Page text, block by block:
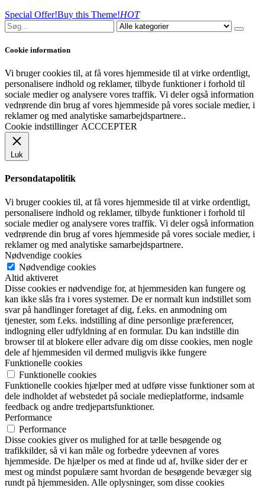
Special Offer!Buy this Theme!HOT
Cookie information
Vi bruger cookies til, at få vores hjemmeside til at virke ordentligt,
personalisere indhold og reklamer, tilbyde funktioner i forhold til
sociale medier og analysere vores traffik. Vi deler også information
vedrørende din brug af vores hjemmeside på vores sociale medier, i
reklamer og med analytiske samarbejdspartnere..
Cookie indstillinger ACCCEPTER
Luk
Persondatapolitik
Vi bruger cookies til, at få vores hjemmeside til at virke ordentligt,
personalisere indhold og reklamer, tilbyde funktioner i forhold til
sociale medier og analysere vores traffik. Vi deler også information
vedrørende din brug af vores hjemmeside på vores sociale medier, i
reklamer og med analytiske samarbejdspartnere.
Nødvendige cookies
Nødvendige cookies
Altid aktiveret
Disse cookies er nødvendige for, at hjemmesiden kan fungere og
kan ikke slås fra i vores systemer. De er normalt kun indstillet som
svar på handlinger foretaget af dig, f.eks. en anmodning om
tjenester, som f.eks. indstilling af dine personlige præferencer,
indlogning eller udfyldning af en formular. Du kan indstille din
browser til at blokere eller advare dig om disse cookies, men nogle
dele af hjemmesiden vil dermed muligvis ikke fungere
Funktionelle cookies
Funktionelle cookies
Funktionelle cookies hjælper med at udføre visse funktioner som at
dele indholdet af webstedet på sociale medieplatforme, indsamle
feedback og andre tredjepartsfunktioner.
Performance
Performance
Disse cookies giver os mulighed for at tælle besøgende og
trafikkilder, så vi kan måle og forbedre ydeevnen af vores
hjemmeside. De hjælper os med at finde ud af, hvilke sider der er
mest og mindst populære samt hvordan de besøgende bevæger sig
rundt på hjemmesiden. Alle oplysninger, som disse cookies